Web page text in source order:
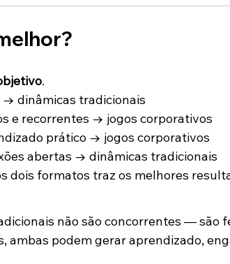
.
→ dinâmicas tradicionais
e recorrentes → jogos corporativos
prático → jogos corporativos
abertas → dinâmicas tradicionais
dois formatos traz os melhores
não são concorrentes — são
ambas podem gerar aprendizado,